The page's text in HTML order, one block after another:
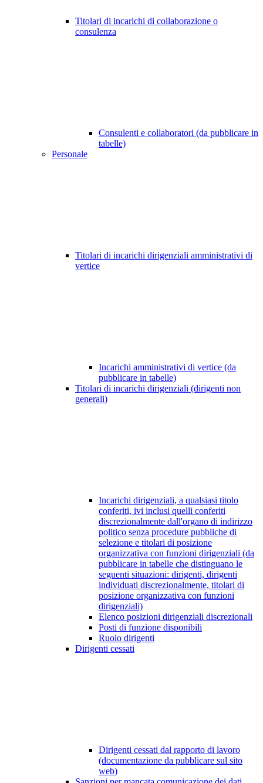
Titolari di incarichi di collaborazione o
consulenza
Consulenti e collaboratori (da pubblicare in
tabelle)
Personale
Titolari di incarichi dirigenziali amministrativi di
vertice
Incarichi amministrativi di vertice (da
pubblicare in tabelle)
Titolari di incarichi dirigenziali (dirigenti non
generali)
Incarichi dirigenziali, a qualsiasi titolo
conferiti, ivi inclusi quelli conferiti
discrezionalmente dall'organo di indirizzo
politico senza procedure pubbliche di
selezione e titolari di posizione
organizzativa con funzioni dirigenziali (da
pubblicare in tabelle che distinguano le
seguenti situazioni: dirigenti, dirigenti
individuati discrezionalmente, titolari di
posizione organizzativa con funzioni
dirigenziali)
Elenco posizioni dirigenziali discrezionali
Posti di funzione disponibili
Ruolo dirigenti
Dirigenti cessati
Dirigenti cessati dal rapporto di lavoro
(documentazione da pubblicare sul sito
web)